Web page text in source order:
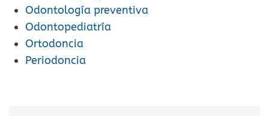
Odontología preventiva
Odontopediatría
Ortodoncia
Periodoncia